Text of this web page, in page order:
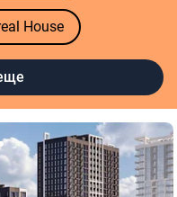
House
Lucky Land